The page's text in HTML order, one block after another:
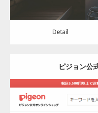
Detail
ピジョン公